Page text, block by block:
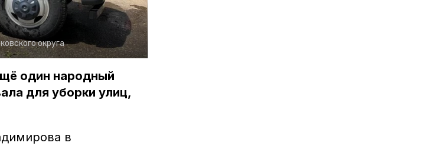
округа
один народный
для уборки улиц,
в